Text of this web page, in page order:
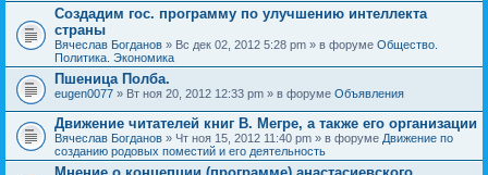
Создадим гос. программу по улучшению интеллекта
страны
Вячеслав Богданов » Вс дек 02, 2012 5:28 pm » в форуме Общество.
Политика. Экономика
Пшеница Полба.
eugen0077 » Вт ноя 20, 2012 12:33 pm » в форуме Объявления
Движение читателей книг В. Мегре, а также его организации
Вячеслав Богданов » Чт ноя 15, 2012 11:40 pm » в форуме Движение по
созданию родовых поместий и его деятельность
Мнение о концепции (программе) анастасиевского